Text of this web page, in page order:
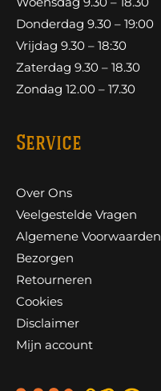
Donderdag 9.30 – 19:00
Vrijdag 9.30 – 18:30
Zaterdag 9.30 – 18.30
Zondag 12.00 – 17.30
Service
Over Ons
Veelgestelde Vragen
Algemene Voorwaarden
Bezorgen
Retourneren
Cookies
Disclaimer
Mijn account